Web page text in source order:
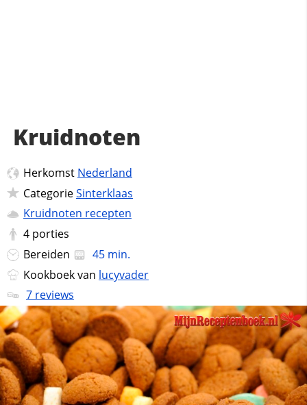
Kruidnoten
Herkomst Nederland
CategorieSinterklaas
Kruidnoten recepten
4 porties
Bereiden
45 min.
Kookboek van lucyvader
7 reviews